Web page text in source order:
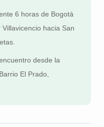
6 horas de Bogotá
hacia San
desde la
El Prado,